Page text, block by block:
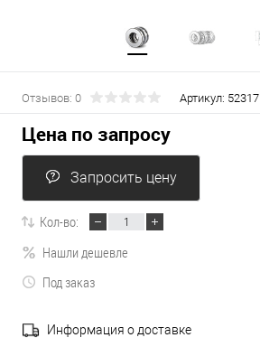
Отзывов: 0 Артикул: 52317
Цена по запросу
Запросить цену
Кол-во:
Нашли дешевле
Под заказ
Информация о доставке